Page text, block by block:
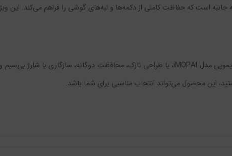
که حفاظت کاملی از دکمه‌ها و لبه‌های گوشی را فراهم می‌کند. این
این محصول می‌تواند انتخاب مناسبی برای شما باشد.